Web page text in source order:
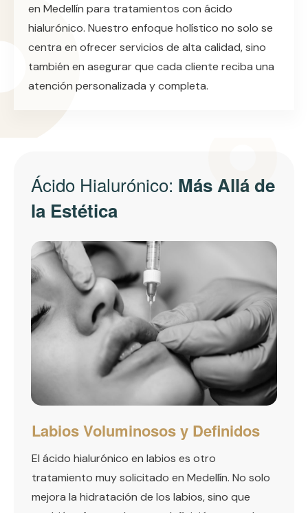
en Medellín para tratamientos con ácido
hialurónico. Nuestro enfoque holístico no solo se
centra en ofrecer servicios de alta calidad, sino
también en asegurar que cada cliente reciba una
atención personalizada y completa.
Ácido Hialurónico: Más Allá de
la Estética
Labios Voluminosos y Definidos
El ácido hialurónico en labios es otro
tratamiento muy solicitado en Medellín. No solo
mejora la hidratación de los labios, sino que